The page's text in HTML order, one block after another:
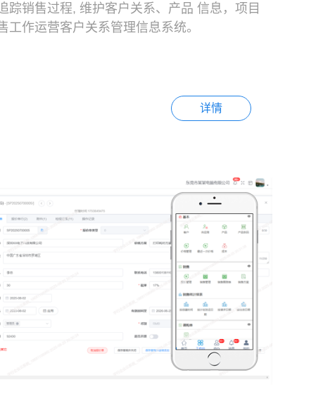
踪销售过程, 维护客户关系、产品 信息，项目
工作运营客户关系管理信息系统。
详情